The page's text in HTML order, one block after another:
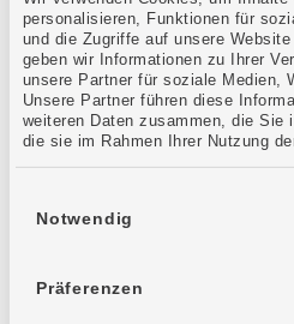
personalisieren, Funktionen für
und die Zugriffe auf unsere
geben wir Informationen zu Ihrer
unsere Partner für soziale Medien,
Unsere Partner führen diese
weiteren Daten zusammen, die Sie
die sie im Rahmen Ihrer Nutzung
Notwendig
Präferenzen
Mehr erfahren
Kontaktformular